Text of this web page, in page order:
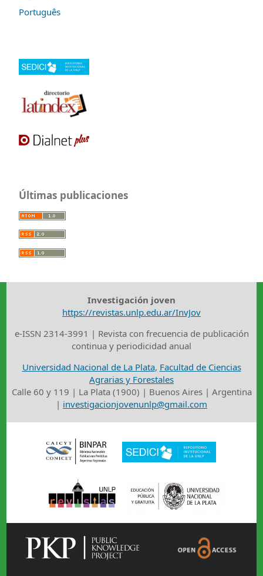
Português
Últimas publicaciones
Investigación joven
https://revistas.unlp.edu.ar/InvJov
e-ISSN 2314-3991 | Revista con frecuencia de publicación
continua y periodicidad anual
Universidad Nacional de La Plata, Facultad de Ciencias
Agrarias y Forestales
Calle 60 y 119 | La Plata (1900) | Buenos Aires | Argentina
| investigacionjovenunlp@gmail.com